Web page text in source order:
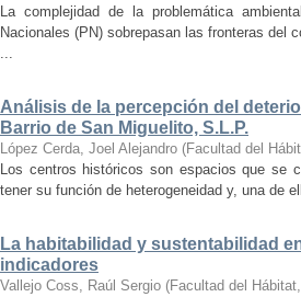
La complejidad de la problemática
Nacionales (PN) sobrepasan las fronteras del
...
Análisis de la percepción del
Barrio de San Miguelito, S.L.P.
López Cerda, Joel Alejandro (Facultad del
Los centros históricos son espacios que se
tener su función de heterogeneidad y, una de
La habitabilidad y sustentabilidad
indicadores
Vallejo Coss, Raúl Sergio (Facultad del Hábitat,